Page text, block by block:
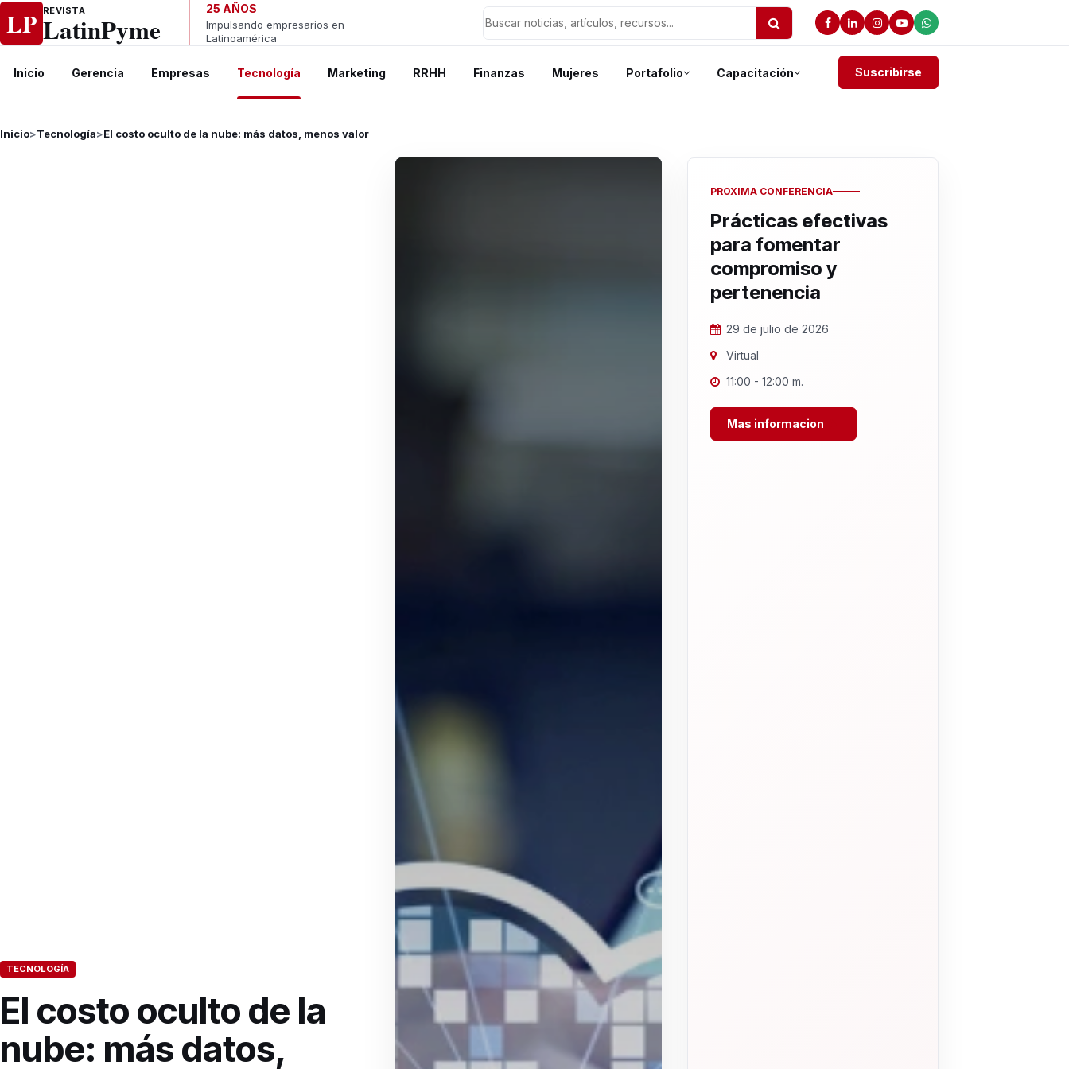
Ir al contenido
LP REVISTA
LatinPyme
25 AÑOS
Impulsando empresarios en
Latinoamérica
Inicio Gerencia Empresas Tecnología Marketing RRHH Finanzas Mujeres Portafolio Capacitación Suscribirse
Inicio>Tecnología>El costo oculto de la nube: más datos, menos valor
TECNOLOGÍA
El costo oculto de la
nube: más datos,
PROXIMA CONFERENCIA
Prácticas efectivas
para fomentar
compromiso y
pertenencia
29 de julio de 2026
Virtual
11:00 - 12:00 m.
Mas informacion